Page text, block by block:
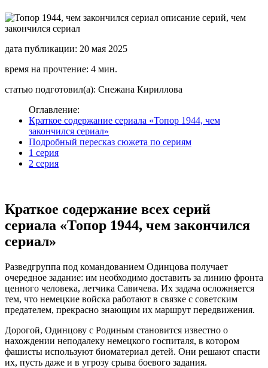
дата публикации: 20 мая 2025
время на прочтение: 4 мин.
статью подготовил(а): Снежана Кириллова
Оглавление:
Краткое содержание сериала «Топор 1944, чем
закончился сериал»
Подробный пересказ сюжета по сериям
1 серия
2 серия
Краткое содержание всех серий
сериала «Топор 1944, чем закончился
сериал»
Разведгруппа под командованием Одинцова получает
очередное задание: им необходимо доставить за линию фронта
ценного человека, летчика Савичева. Их задача осложняется
тем, что немецкие войска работают в связке с советским
предателем, прекрасно знающим их маршрут передвижения.
Дорогой, Одинцову с Родиным становится известно о
нахождении неподалеку немецкого госпиталя, в котором
фашисты используют биоматериал детей. Они решают спасти
их, пусть даже и в угрозу срыва боевого задания.